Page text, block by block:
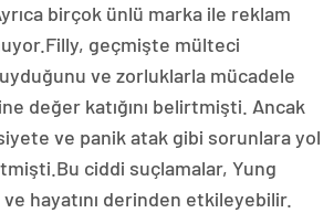
birçok ünlü marka ile reklam
geçmişte mülteci
ve zorluklarla mücadele
değer katığını belirtmişti. Ancak
ve panik atak gibi sorunlara yol
ciddi suçlamalar, Yung
hayatını derinden etkileyebilir.